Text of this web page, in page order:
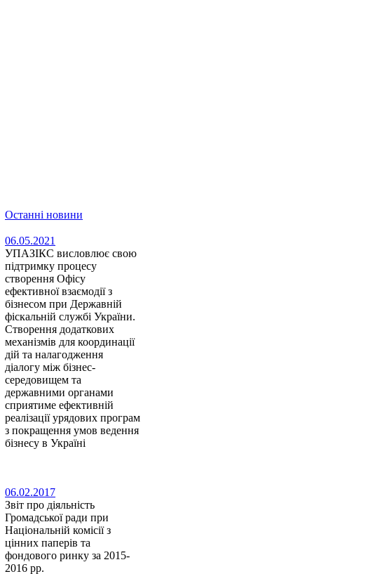
Останні новини
06.05.2021
УПАЗІКС висловлює свою
підтримку процесу
створення Офісу
ефективної взаємодії з
бізнесом при Державній
фіскальній службі України.
Створення додаткових
механізмів для координації
дій та налагодження
діалогу між бізнес-
середовищем та
державними органами
сприятиме ефективній
реалізації урядових програм
з покращення умов ведення
бізнесу в Україні
06.02.2017
Звіт про діяльність
Громадської ради при
Національній комісії з
цінних паперів та
фондового ринку за 2015-
2016 pp.